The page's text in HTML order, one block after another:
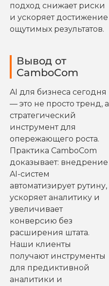
подход снижает риски
и ускоряет достижение
ощутимых результатов.
Вывод от
CamboCom
AI для бизнеса сегодня
— это не просто тренд, а
стратегический
инструмент для
опережающего роста.
Практика CamboCom
доказывает: внедрение
AI-систем
автоматизирует рутину,
ускоряет аналитику и
увеличивает
конверсию без
расширения штата.
Наши клиенты
получают инструменты
для предиктивной
аналитики и